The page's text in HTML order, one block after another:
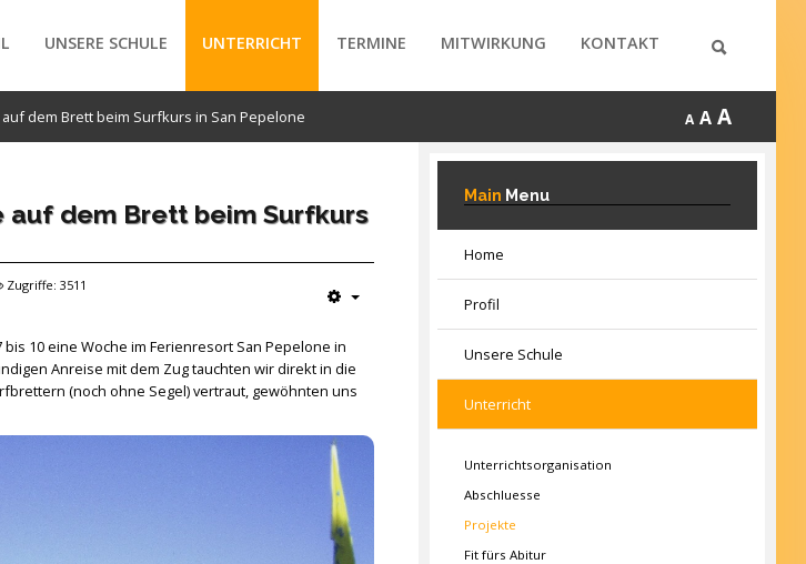
responsive_mobile_menu.php
UNSERE SCHULE UNTERRICHT TERMINE MITWIRKUNG KONTAKT
dem Brett beim Surfkurs in San Pepelone A A A
auf dem Brett beim Surfkurs
Zugriffe: 3511
10 eine Woche im Ferienresort San Pepelone in
Anreise mit dem Zug tauchten wir direkt in die
(noch ohne Segel) vertraut, gewöhnten uns
Main Menu
Home
Profil
Unsere Schule
Unterricht
Unterrichtsorganisation
Abschluesse
Projekte
Fit fürs Abitur